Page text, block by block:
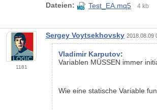
Dateien: Test_EA.mq5 4 kb
1181
Sergey Voytsekhovsky 2018.08.09
Vladimir Karputov:
Variablen MÜSSEN immer
Wie eine statische Variable